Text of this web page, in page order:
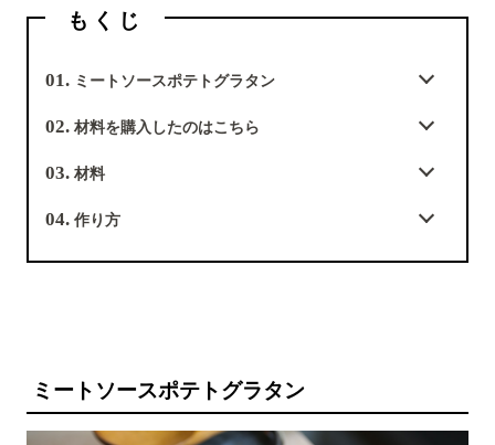
もくじ
01. ミートソースポテトグラタン
02. 材料を購入したのはこちら
03. 材料
04. 作り方
ミートソースポテトグラタン